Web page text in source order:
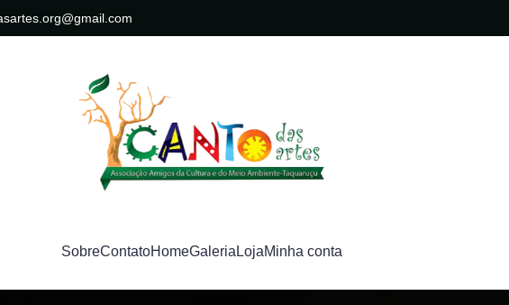
SobreContatoHomeGaleria LojaMinha conta